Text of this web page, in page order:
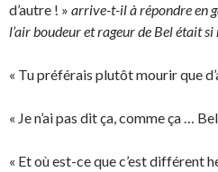
d’autre ! » arrive-t-il à répondre en
l’air boudeur et rageur de Bel était
« Tu préférais plutôt mourir que
« Je n’ai pas dit ça, comme ça …
« Et où est-ce que c’est différent